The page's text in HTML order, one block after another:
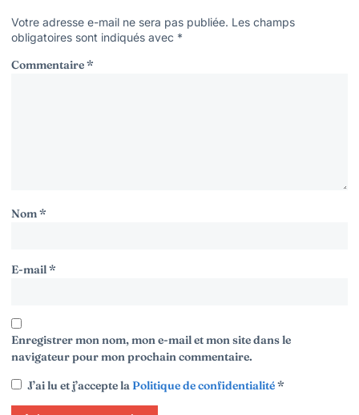
Votre adresse e-mail ne sera pas publiée. Les champs
obligatoires sont indiqués avec *
Commentaire*
Nom*
E-mail*
Enregistrer mon nom, mon e-mail et mon site dans le
navigateur pour mon prochain commentaire.
J’ai lu et j’accepte laPolitique de confidentialité*